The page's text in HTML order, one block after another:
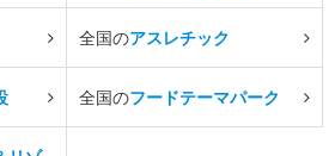
全国のアスレチック
全国のフードテーマパーク